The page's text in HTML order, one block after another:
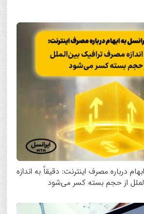
درباره مصرف اینترنت: دقیقاً به اندازه
از حجم بسته کسر می‌شود